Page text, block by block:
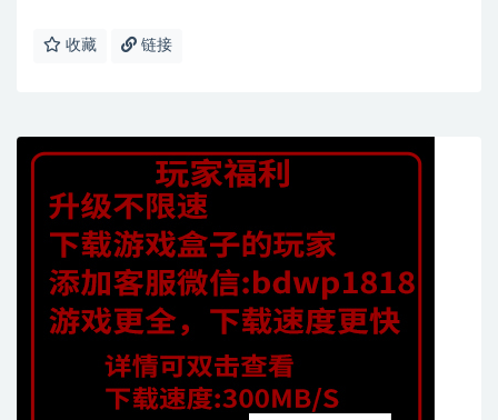
收藏 链接